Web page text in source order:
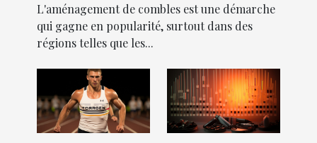
Hauts-de-France et Grand Est
L'aménagement de combles est une démarche
qui gagne en popularité, surtout dans des
régions telles que les...